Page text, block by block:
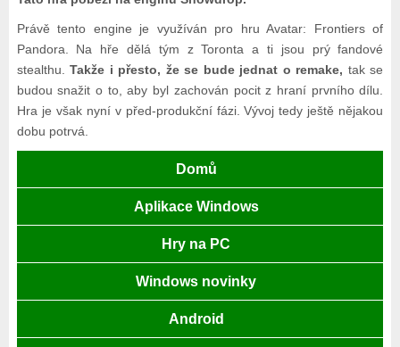
Právě tento engine je využíván pro hru Avatar: Frontiers of
Pandora. Na hře dělá tým z Toronta a ti jsou prý fandové
stealthu.Takže i přesto, že se bude jednat o remake, tak se
budou snažit o to, aby byl zachován pocit z hraní prvního dílu.
Hra je však nyní v před-produkční fázi. Vývoj tedy ještě nějakou
dobu potrvá.
Domů
Aplikace Windows
Hry na PC
Windows novinky
Android